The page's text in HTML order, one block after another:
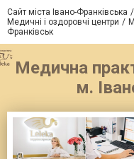
Сайт міста Івано-Франківська
Медичні і оздоровчі центри
Франківськ
Медична
м.